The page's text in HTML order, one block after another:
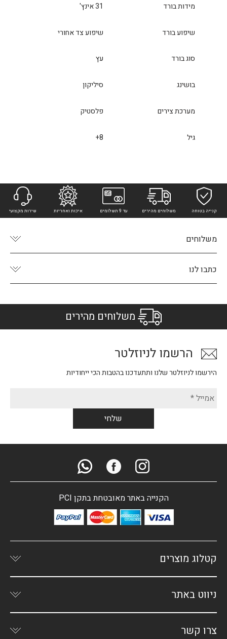
מידות בורד 31 אינץ'
שיפוע בורד שיפוע צד אחורי
סוג בורד עץ
בושינג סיליקון
מערכת צירים פלסטיק
גיל 8+
קנייה בטוחה משלוחים מהירים עד 9 תשלומים איכות ואחריות שירות מקצועי
משלוחים
כתבו לנו
משלוחים מהירים
הרשמו לניוזלטר
הירשמו לניוזלטר שלנו ותתעדכנו בהטבות הכי ייחודיות
הקנייה באתר מאובטחת בתקן PCI
קטלוג מוצרים
ניווט באתר
צרו קשר